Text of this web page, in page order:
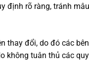
định rõ ràng, tránh mâu
thay đổi, do đó các bên
không tuân thủ các quy